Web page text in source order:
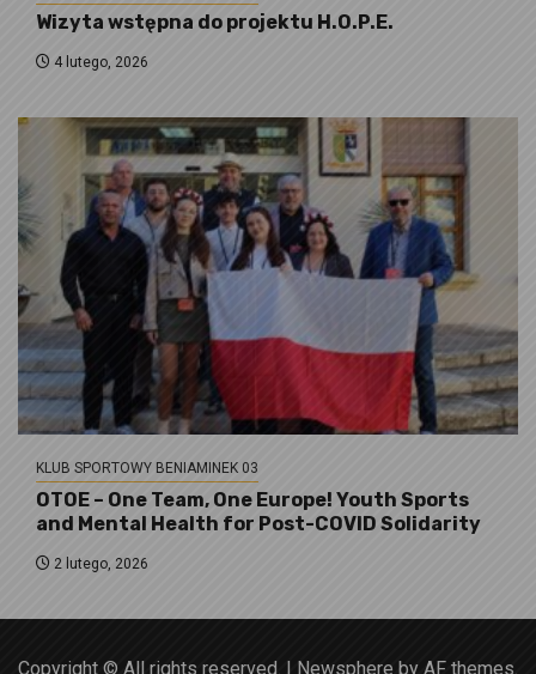
Wizyta wstępna do projektu H.O.P.E.
4 lutego, 2026
KLUB SPORTOWY BENIAMINEK 03
OTOE – One Team, One Europe! Youth Sports
and Mental Health for Post-COVID Solidarity
2 lutego, 2026
Copyright © All rights reserved. | Newsphere by AF themes.